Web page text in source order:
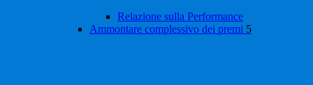
Relazione sulla Performance
Ammontare complessivo dei premi 5